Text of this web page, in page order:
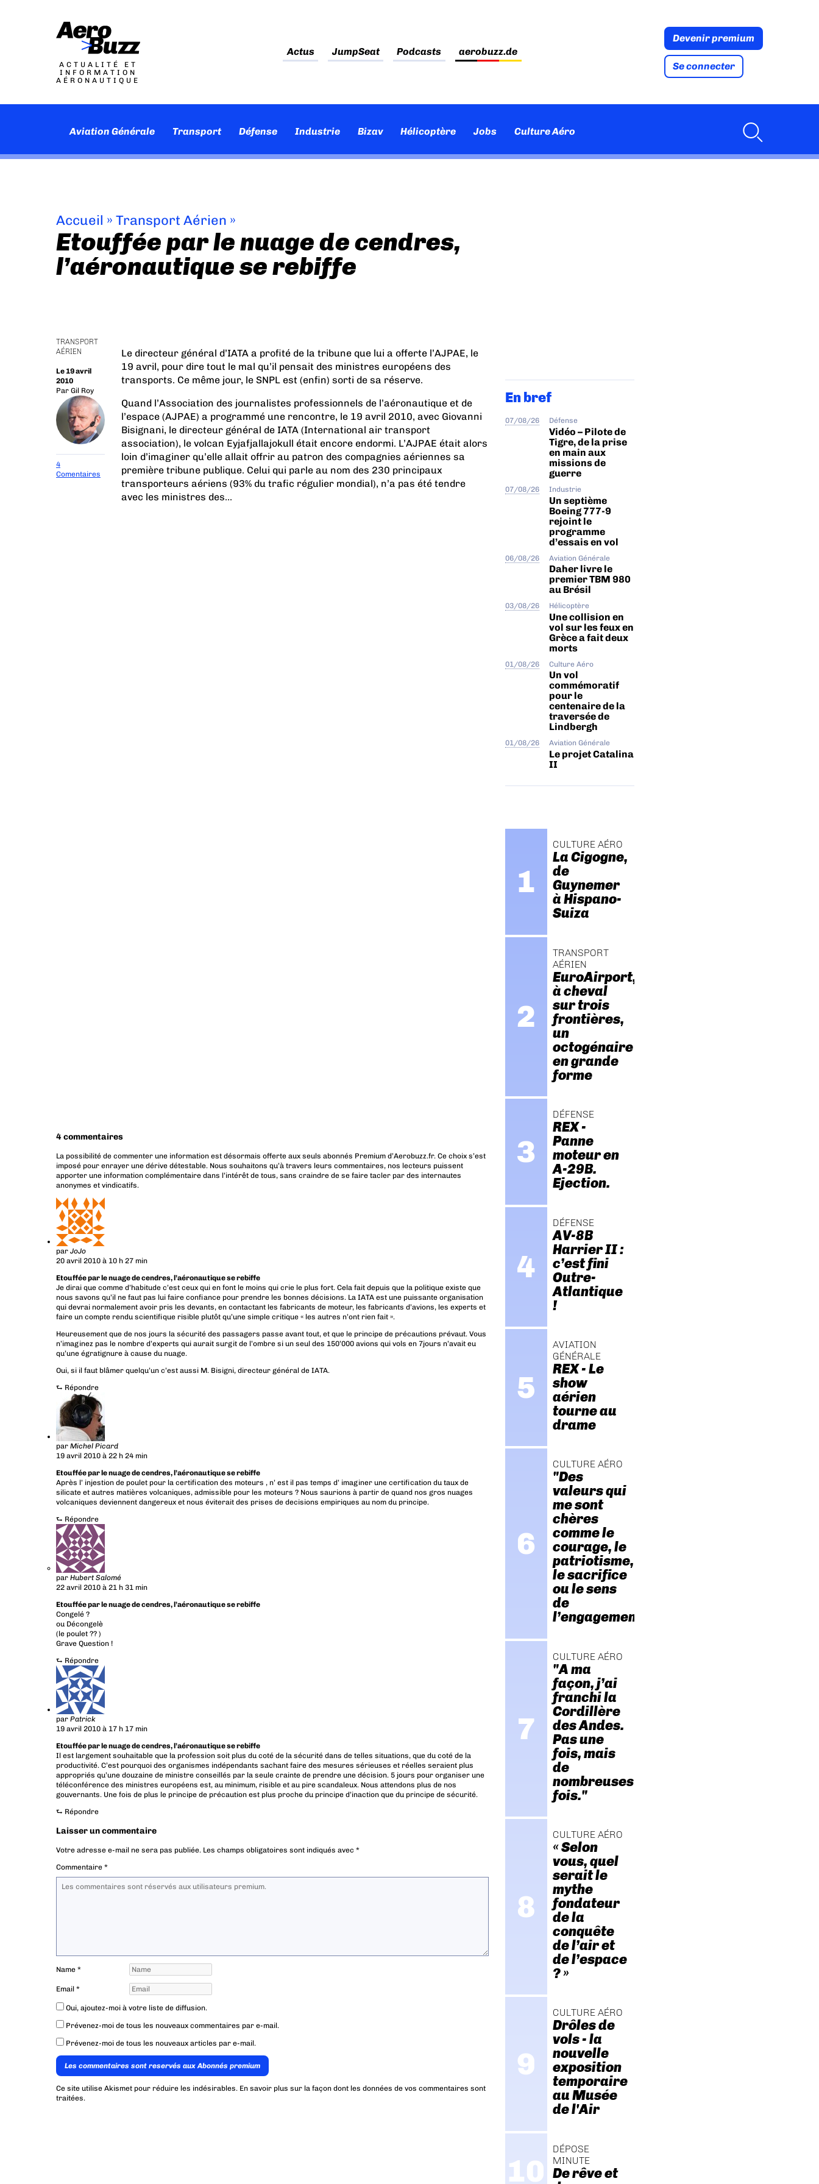
ACTUALITÉ ET
INFORMATION
AÉRONAUTIQUE
Actus JumpSeat Podcasts aerobuzz.de
Devenir premium
Se connecter
Aviation Générale Transport Défense Industrie Bizav Hélicoptère Jobs Culture Aéro
Accueil » Transport Aérien »
Etouffée par le nuage de cendres,
l’aéronautique se rebiffe
TRANSPORT
AÉRIEN
Le 19 avril
2010
Par Gil Roy
4
Comentaires
Le directeur général d’IATA a profité de la tribune que lui a offerte l’AJPAE, le
19 avril, pour dire tout le mal qu’il pensait des ministres européens des
transports. Ce même jour, le SNPL est (enfin) sorti de sa réserve.
Quand l’Association des journalistes professionnels de l’aéronautique et de
l’espace(AJPAE) a programmé une rencontre, le 19 avril 2010, avec Giovanni
Bisignani, le directeur général de IATA (International air transport
association), le volcan Eyjafjallajokull était encore endormi. L’AJPAE était alors
loin d’imaginer qu’elle allait offrir au patron des compagnies aériennes sa
première tribune publique. Celui qui parle au nom des 230 principaux
transporteurs aériens (93% du trafic régulier mondial), n’a pas été tendre
avec les ministres des...
4 commentaires
La possibilité de commenter une information est désormais offerte aux seuls abonnés Premium d’Aerobuzz.fr. Ce choix s’est
imposé pour enrayer une dérive détestable. Nous souhaitons qu’à travers leurs commentaires, nos lecteurs puissent
apporter une information complémentaire dans l’intérêt de tous, sans craindre de se faire tacler par des internautes
anonymes et vindicatifs.
par JoJo
20 avril 2010 à 10 h 27 min
Etouffée par le nuage de cendres, l’aéronautique se rebiffe
Je dirai que comme d’habitude c’est ceux qui en font le moins qui crie le plus fort. Cela fait depuis que la politique existe que
nous savons qu’il ne faut pas lui faire confiance pour prendre les bonnes décisions. La IATA est une puissante organisation
qui devrai normalement avoir pris les devants, en contactant les fabricants de moteur, les fabricants d’avions, les experts et
faire un compte rendu scientifique risible plutôt qu’une simple critique « les autres n’ont rien fait ».
Heureusement que de nos jours la sécurité des passagers passe avant tout, et que le principe de précautions prévaut. Vous
n’imaginez pas le nombre d’experts qui aurait surgit de l’ombre si un seul des 150’000 avions qui vols en 7jours n’avait eu
qu’une égratignure à cause du nuage.
Oui, si il faut blâmer quelqu’un c’est aussi M. Bisigni, directeur général de IATA.
⮑ Répondre
par Michel Picard
19 avril 2010 à 22 h 24 min
Etouffée par le nuage de cendres, l’aéronautique se rebiffe
Après l’ injestion de poulet pour la certification des moteurs , n’ est il pas temps d’ imaginer une certification du taux de
silicate et autres matières volcaniques, admissible pour les moteurs ? Nous saurions à partir de quand nos gros nuages
volcaniques deviennent dangereux et nous éviterait des prises de decisions empiriques au nom du principe.
⮑ Répondre
par Hubert Salomé
22 avril 2010 à 21 h 31 min
Etouffée par le nuage de cendres, l’aéronautique se rebiffe
Congelé ?
ou Décongelè
(le poulet ?? )
Grave Question !
⮑ Répondre
par Patrick
19 avril 2010 à 17 h 17 min
Etouffée par le nuage de cendres, l’aéronautique se rebiffe
Il est largement souhaitable que la profession soit plus du coté de la sécurité dans de telles situations, que du coté de la
productivité. C’est pourquoi des organismes indépendants sachant faire des mesures sérieuses et réelles seraient plus
appropriés qu’une douzaine de ministre conseillés par la seule crainte de prendre une décision. 5 jours pour organiser une
téléconférence des ministres européens est, au minimum, risible et au pire scandaleux. Nous attendons plus de nos
gouvernants. Une fois de plus le principe de précaution est plus proche du principe d’inaction que du principe de sécurité.
⮑ Répondre
Laisser un commentaire
Votre adresse e-mail ne sera pas publiée. Les champs obligatoires sont indiqués avec *
Commentaire *
Name *
Email *
Oui, ajoutez-moi à votre liste de diffusion.
Prévenez-moi de tous les nouveaux commentaires par e-mail.
Prévenez-moi de tous les nouveaux articles par e-mail.
Les commentaires sont reservés aux Abonnés premium
Ce site utilise Akismet pour réduire les indésirables. En savoir plus sur la façon dont les données de vos commentaires sont
traitées.
En bref
07/08/26 Défense
Vidéo – Pilote de
Tigre, de la prise
en main aux
missions de
guerre
07/08/26 Industrie
Un septième
Boeing 777-9
rejoint le
programme
d’essais en vol
06/08/26 Aviation Générale
Daher livre le
premier TBM 980
au Brésil
03/08/26 Hélicoptère
Une collision en
vol sur les feux en
Grèce a fait deux
morts
01/08/26 Culture Aéro
Un vol
commémoratif
pour le
centenaire de la
traversée de
Lindbergh
01/08/26 Aviation Générale
Le projet Catalina
II
CULTURE AÉRO
La Cigogne,
de
Guynemer
à Hispano-
Suiza
TRANSPORT
AÉRIEN
EuroAirport,
à cheval
sur trois
frontières,
un
octogénaire
en grande
forme
DÉFENSE
REX -
Panne
moteur en
A-29B.
Ejection.
DÉFENSE
AV-8B
Harrier II :
c’est fini
Outre-
Atlantique
!
AVIATION
GÉNÉRALE
REX - Le
show
aérien
tourne au
drame
CULTURE AÉRO
"Des
valeurs qui
me sont
chères
comme le
courage, le
patriotisme,
le sacrifice
ou le sens
de
l’engagement."
CULTURE AÉRO
"A ma
façon, j’ai
franchi la
Cordillère
des Andes.
Pas une
fois, mais
de
nombreuses
fois."
CULTURE AÉRO
« Selon
vous, quel
serait le
mythe
fondateur
de la
conquête
de l’air et
de l’espace
? »
CULTURE AÉRO
Drôles de
vols - la
nouvelle
exposition
temporaire
au Musée
de l'Air
DÉPOSE
MINUTE
De rêve et